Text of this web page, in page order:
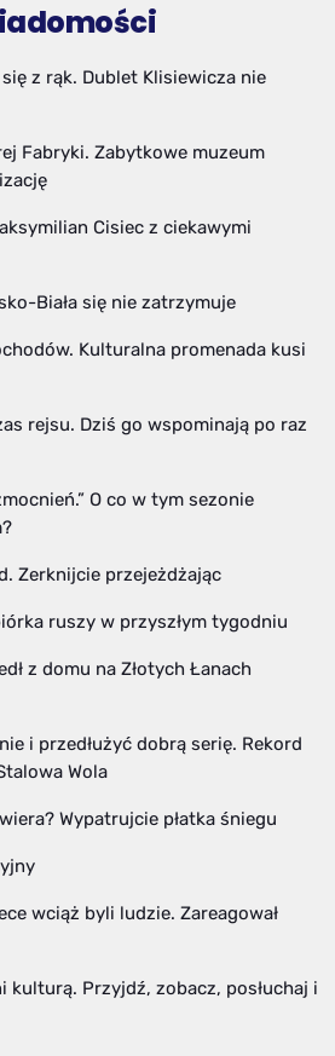
z rąk. Dublet Klisiewicza nie
Fabryki. Zabytkowe muzeum
Cisiec z ciekawymi
Biała się nie zatrzymuje
Kulturalna promenada kusi
rejsu. Dziś go wspominają po raz
O co w tym sezonie
Zerknijcie przejeżdżając
ruszy w przyszłym tygodniu
z domu na Złotych Łanach
i przedłużyć dobrą serię. Rekord
Wola
Wypatrujcie płatka śniegu
wciąż byli ludzie. Zareagował
kulturą. Przyjdź, zobacz, posłuchaj i